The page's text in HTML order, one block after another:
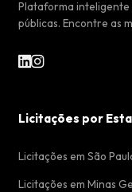
Plataforma inteligente
públicas. Encontre as
Licitações por
Licitações em São
Licitações em Minas